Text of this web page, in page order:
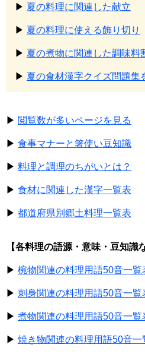
▶ 夏の料理に関連した献立
▶ 夏の料理に使える飾り切り
▶ 夏の煮物に関連した調味料
▶ 夏の食材漢字クイズ問題集
▶ 閲覧数が多いページを見る
▶ 食事マナーと箸使い豆知識
▶ 料理と調理のちがいとは？
▶ 食材に関連した漢字一覧表
▶ 都道府県別郷土料理一覧表
【各料理の語源・意味・豆知識
▶ 椀物関連の料理用語50音一覧
▶ 刺身関連の料理用語50音一覧
▶ 煮物関連の料理用語50音一覧
▶ 焼き物関連の料理用語50音一